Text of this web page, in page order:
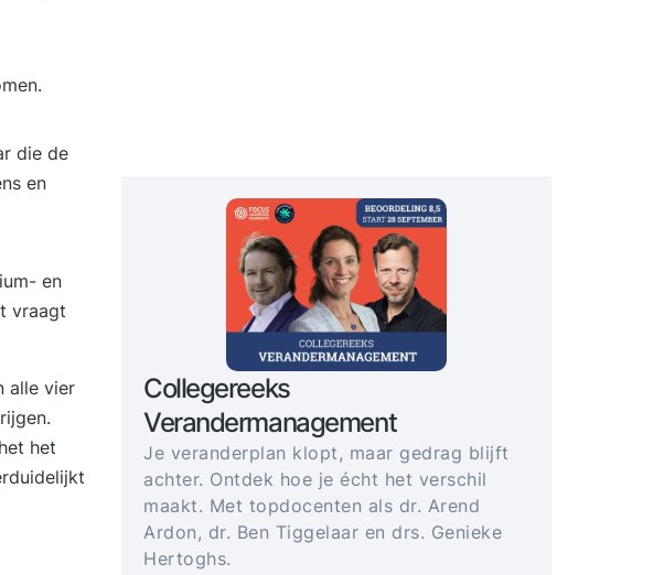
die de
en
en
vraagt
alle vier
het
Collegereeks
Verandermanagement
Je veranderplan klopt, maar gedrag blijft
achter. Ontdek hoe je écht het verschil
maakt. Met topdocenten als dr. Arend
Ardon, dr. Ben Tiggelaar en drs. Genieke
Hertoghs.